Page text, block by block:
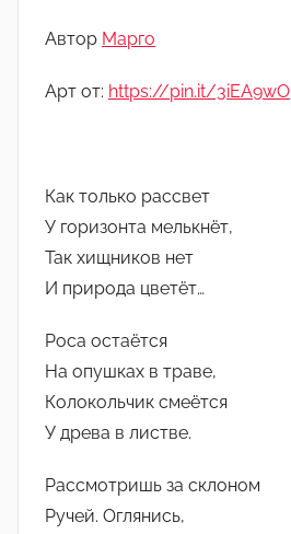
м
Автор Марго
Арт от: https://pin.it/3iEA9wO
Как только рассвет
У горизонта мелькнёт,
Так хищников нет
И природа цветёт…
Роса остаётся
На опушках в траве,
Колокольчик смеётся
У древа в листве.
Рассмотришь за склоном
Ручей. Оглянись,